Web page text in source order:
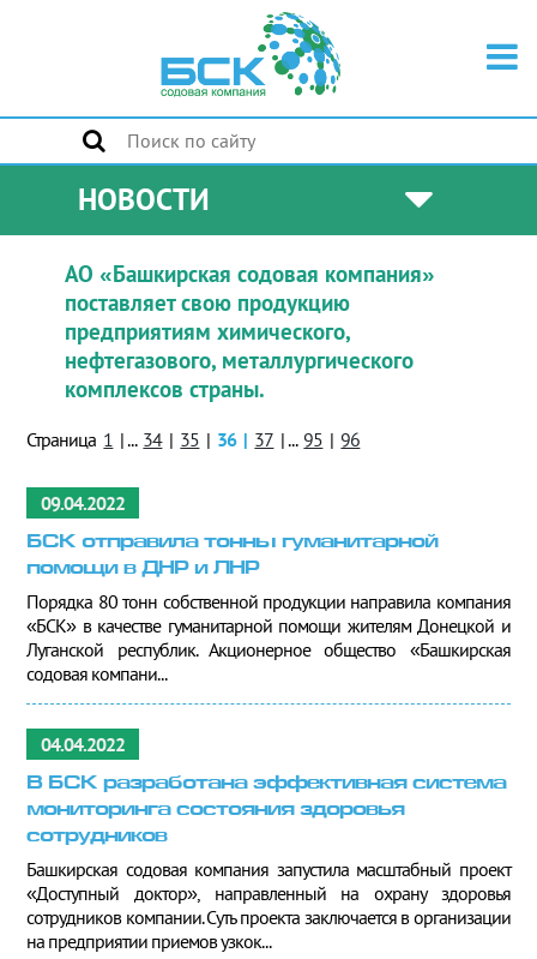
НОВОСТИ
АО «Башкирская содовая компания»
поставляет свою продукцию
предприятиям химического,
нефтегазового, металлургического
комплексов страны.
Страница 1 | ... 34 | 35 | 36 | 37 | ... 95 | 96
09.04.2022
БСК отправила тонны гуманитарной
помощи в ДНР и ЛНР
Порядка 80 тонн собственной продукции направила компания
«БСК» в качестве гуманитарной помощи жителям Донецкой и
Луганской республик. Акционерное общество «Башкирская
содовая компани...
04.04.2022
В БСК разработана эффективная система
мониторинга состояния здоровья
сотрудников
Башкирская содовая компания запустила масштабный проект
«Доступный доктор», направленный на охрану здоровья
сотрудников компании. Суть проекта заключается в организации
на предприятии приемов узкок...